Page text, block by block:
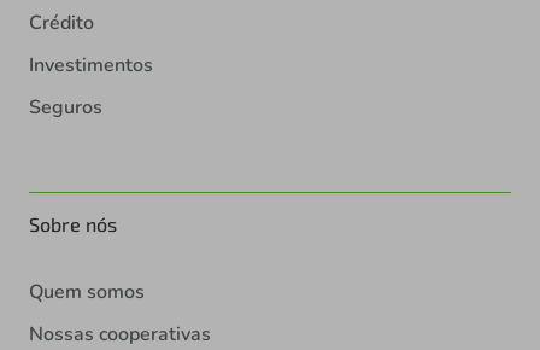
Crédito
Investimentos
Seguros
Sobre nós
Quem somos
Nossas cooperativas